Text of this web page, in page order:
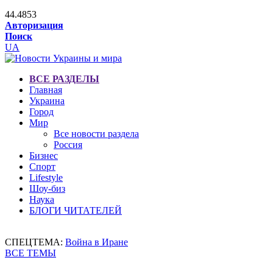
44.4853
Авторизация
Поиск
UA
ВСЕ РАЗДЕЛЫ
Главная
Украина
Город
Мир
Все новости раздела
Россия
Бизнес
Спорт
Lifestyle
Шоу-биз
Наука
БЛОГИ ЧИТАТЕЛЕЙ
СПЕЦТЕМА: Война в Иране
ВСЕ ТЕМЫ